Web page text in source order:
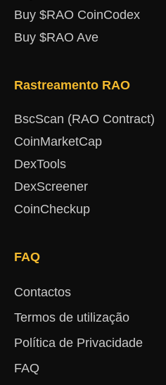
Buy $RAO CoinCodex
Buy $RAO Ave
Rastreamento RAO
BscScan (RAO Contract)
CoinMarketCap
DexTools
DexScreener
CoinCheckup
FAQ
Contactos
Termos de utilização
Política de Privacidade
FAQ